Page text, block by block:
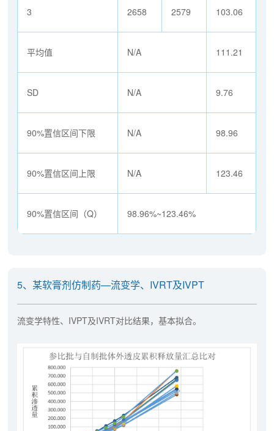
3 2658 2579 103.06
平均值 N/A 111.21
SD N/A 9.76
90%置信区间下限 N/A 98.96
90%置信区间上限 N/A 123.46
90%置信区间（Q） 98.96%~123.46%
5、某软膏剂仿制药—流变学、IVRT及IVPT
流变学特性、IVPT及IVRT对比结果，基本拟合。